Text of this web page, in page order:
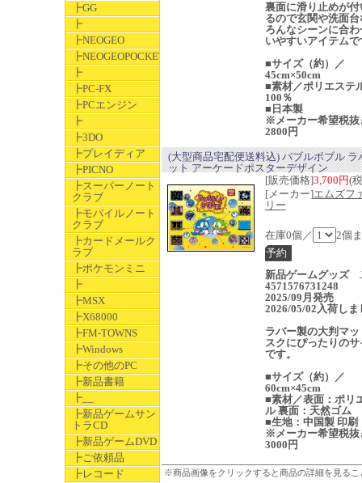
┣GG
┣
┣NEOGEO
┣NEOGEOPOCKET
┣
┣PC-FX
┣PCエンジン
┣
┣3DO
┣プレイディア
┣PICNO
┣スーパーノート
クラブ
┣モバイルノート
クラブ
┣カードメールク
ラブ
┣ポケモンミニ
┣
┣MSX
┣X68000
┣FM-TOWNS
┣Windows
┣その他のPC
┣新品書籍
┣__
┣新品ゲームサン
トラCD
┣新品ゲームDVD
┣ご依頼品
┣レコード
裏面に滑り止めが付
るので玄関や洗面
ろんなシーンに合
いやすいアイテムで
■サイズ（約）／
45cm×50cm
■素材／ポリエステ
100％
■日本製
※メーカー希望税抜
2800円
(大型商品宅配便送料込) バブルボブル ラ
ット アーケードポスターデザイン
[販売価格]3,700円(
[メーカー]エムズフ
リー
在庫0個／ 2個
新品ゲームグッズ
4571576731248
2025/09月発売
2026/05/02入荷しま
ラバー製の大判マ
スクにぴったりの
です。
■サイズ（約）／
60cm×45cm
■素材／表面：ポリ
ル 裏面：天然ゴム
■生地：中国製 印刷
※メーカー希望税抜
3000円
※商品画像をクリックすると商品の詳細を見るこ